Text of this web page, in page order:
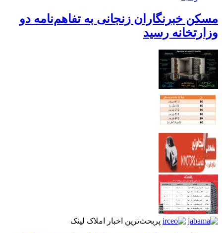
مسکن خبرنگاران زنجانی به تفاهم‌نامه دو
وزارتخانه رسید
پربحث‌ترین اخبار املاک لینک